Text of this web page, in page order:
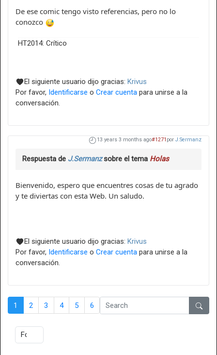
De ese comic tengo visto referencias, pero no lo
conozco
HT2014: Crítico
El siguiente usuario dijo gracias: Krivus
Por favor, Identificarse o Crear cuenta para unirse a la
conversación.
13 years 3 months ago#1271 por J.Sermanz
Respuesta de J.Sermanzsobre el tema Holas
Bienvenido, espero que encuentres cosas de tu agrado
y te diviertas con esta Web. Un saludo.
El siguiente usuario dijo gracias: Krivus
Por favor, Identificarse o Crear cuenta para unirse a la
conversación.
1 2 3 4 5 6